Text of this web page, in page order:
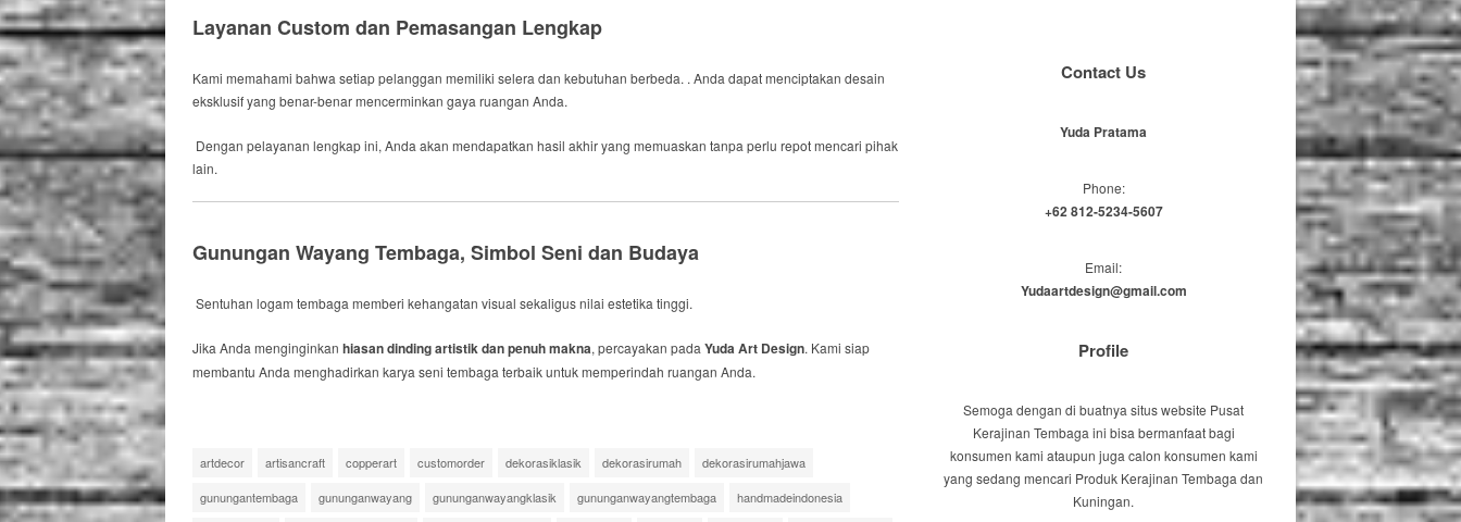
Layanan Custom dan Pemasangan Lengkap
Kami memahami bahwa setiap pelanggan memiliki selera dan kebutuhan berbeda. . Anda dapat menciptakan desain
eksklusif yang benar-benar mencerminkan gaya ruangan Anda.
Dengan pelayanan lengkap ini, Anda akan mendapatkan hasil akhir yang memuaskan tanpa perlu repot mencari pihak
lain.
Gunungan Wayang Tembaga, Simbol Seni dan Budaya
Sentuhan logam tembaga memberi kehangatan visual sekaligus nilai estetika tinggi.
Jika Anda menginginkan hiasan dinding artistik dan penuh makna, percayakan pada Yuda Art Design. Kami siap
membantu Anda menghadirkan karya seni tembaga terbaik untuk memperindah ruangan Anda.
artdecor artisancraft copperart customorder dekorasiklasik dekorasirumah
dekorasirumahjawa
gunungantembaga
gununganwayang gununganwayangklasik gununganwayangtembaga
handmadeindonesia
Contact Us
Yuda Pratama
Phone:
+62 812-5234-5607
Email:
Yudaartdesign@gmail.com
Profile
Semoga dengan di buatnya situs website Pusat
Kerajinan Tembaga ini bisa bermanfaat bagi
konsumen kami ataupun juga calon konsumen kami
yang sedang mencari Produk Kerajinan Tembaga dan
Kuningan.